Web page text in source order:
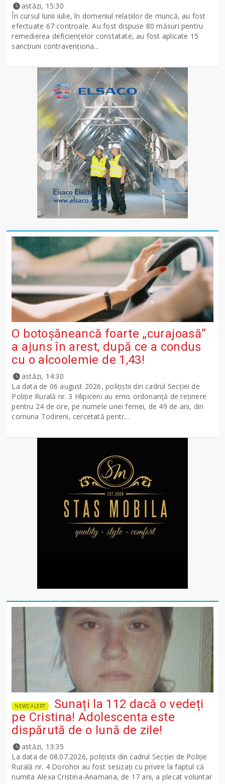
astăzi, 15:30
În cursul lunii iulie, în domeniul relațiilor de muncă, au fost
efectuate 67 controale. Au fost dispuse 80 măsuri pentru
remedierea deficiențelor constatate, au fost aplicate 15
sancţiuni contravenționa...
O botoșăneancă foarte „curajoasă”
a ajuns în arest, după ce a condus
cu o alcoolemie de 1,43!
astăzi, 14:30
La data de 06 august 2026, polițiștii din cadrul Secției de
Poliție Rurală nr. 3 Hlipiceni au emis ordonanță de reținere
pentru 24 de ore, pe numele unei femei, de 49 de ani, din
comuna Todireni, cercetată pentr...
NEWS ALERT
Sunați la 112 dacă o vedeți
pe Cristina! Adolescenta este
dispărută de o lună de zile!
astăzi, 13:35
La data de 08.07.2026, polițistii din cadrul Secției de Poliție
Rurală nr. 4 Dorohoi au fost sesizați cu privire la faptul că
numita Alexa Cristina-Anamaria, de 17 ani, a plecat voluntar